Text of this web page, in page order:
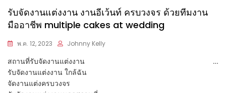
รับจัดงานแต่งงาน งานอีเว้นท์ ครบวงจร ด้วยทีมงาน
มืออาชีพ multiple cakes at wedding
พ.ค. 12, 2023 Johnny Kelly
สถานที่รับจัดงานแต่งงาน
รับจัดงานแต่งงาน ใกล้ฉัน
จัดงานแต่งครบวงจร
…